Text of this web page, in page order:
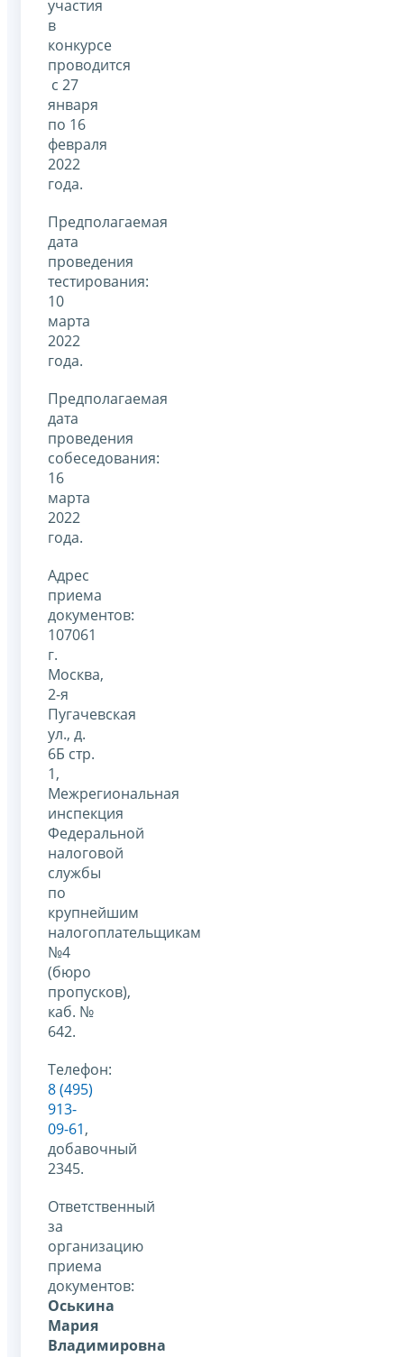
участия
в
конкурсе
проводится
с 27
января
по 16
февраля
2022
года.
Предполагаемая
дата
проведения
тестирования:
10
марта
2022
года.
Предполагаемая
дата
проведения
собеседования:
16
марта
2022
года.
Адрес
приема
документов:
107061
г.
Москва,
2-я
Пугачевская
ул., д.
6Б стр.
1,
Межрегиональная
инспекция
Федеральной
налоговой
службы
по
крупнейшим
налогоплательщикам
№4
(бюро
пропусков),
каб. №
642.
Телефон:
8 (495)
913-
09-61,
добавочный
2345.
Ответственный
за
организацию
приема
документов:
Оськина
Мария
Владимировна